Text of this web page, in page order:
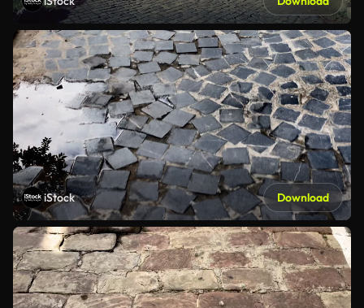
iStock Download